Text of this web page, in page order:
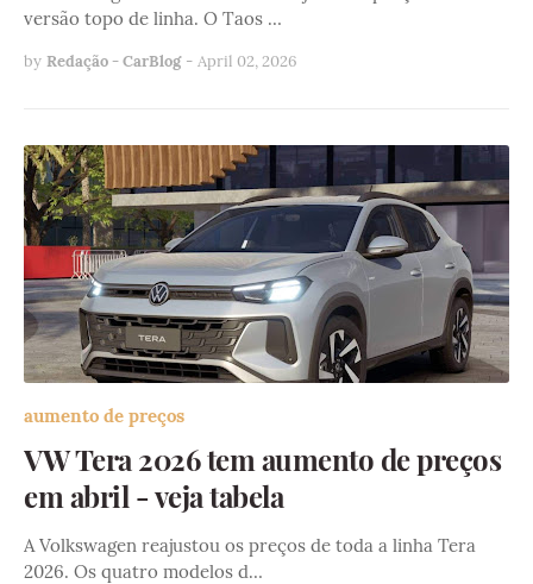
versão topo de linha. O Taos …
by Redação - CarBlog - April 02, 2026
aumento de preços
VW Tera 2026 tem aumento de preços
em abril - veja tabela
A Volkswagen reajustou os preços de toda a linha Tera
2026. Os quatro modelos d…